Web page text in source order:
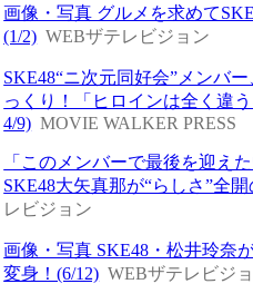
画像・写真 グルメを求めて
(1/2) WEBザテレビジョン
SKE48“ニ次元同好会”メンバ
っくり！「ヒロインは全く違
4/9) MOVIE WALKER PRESS
「このメンバーで最後を迎え
SKE48大矢真那が“らしさ”全
レビジョン
画像・写真 SKE48・松井玲奈
変身！(6/12) WEBザテレビジ